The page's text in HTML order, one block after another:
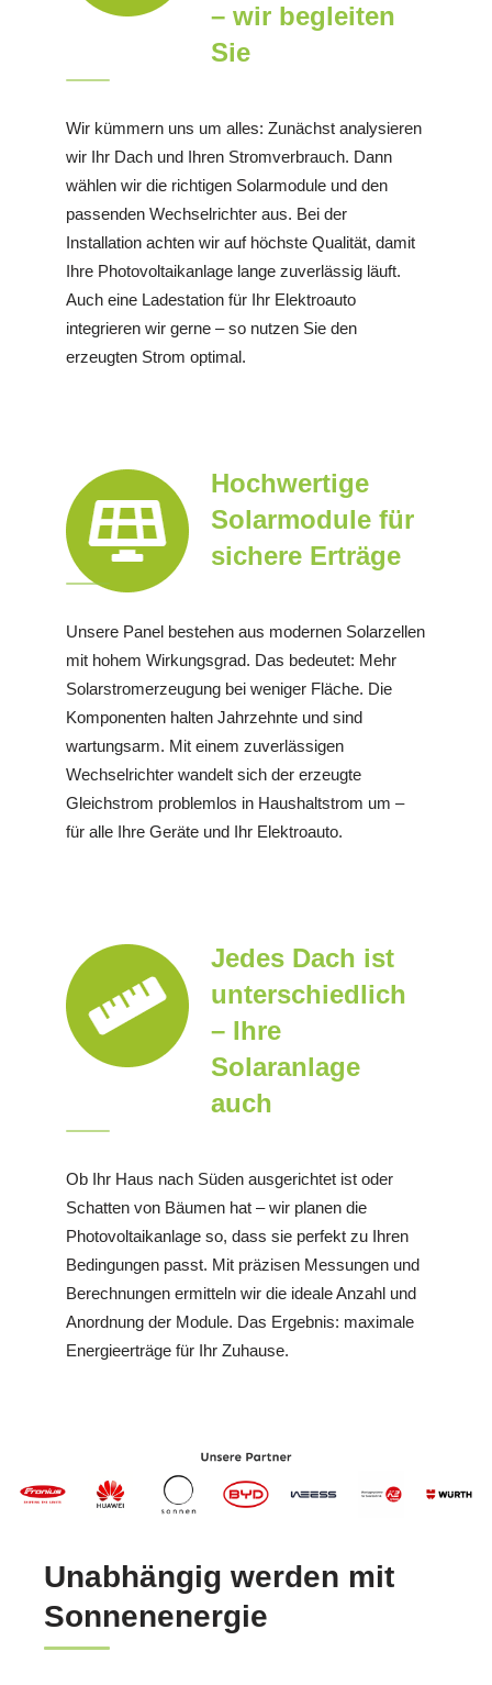
– wir begleiten
Sie
Wir kümmern uns um alles: Zunächst analysieren
wir Ihr Dach und Ihren Stromverbrauch. Dann
wählen wir die richtigen Solarmodule und den
passenden Wechselrichter aus. Bei der
Installation achten wir auf höchste Qualität, damit
Ihre Photovoltaikanlage lange zuverlässig läuft.
Auch eine Ladestation für Ihr Elektroauto
integrieren wir gerne – so nutzen Sie den
erzeugten Strom optimal.
Hochwertige
Solarmodule für
sichere Erträge
Unsere Panel bestehen aus modernen Solarzellen
mit hohem Wirkungsgrad. Das bedeutet: Mehr
Solarstromerzeugung bei weniger Fläche. Die
Komponenten halten Jahrzehnte und sind
wartungsarm. Mit einem zuverlässigen
Wechselrichter wandelt sich der erzeugte
Gleichstrom problemlos in Haushaltstrom um –
für alle Ihre Geräte und Ihr Elektroauto.
Jedes Dach ist
unterschiedlich
– Ihre
Solaranlage
auch
Ob Ihr Haus nach Süden ausgerichtet ist oder
Schatten von Bäumen hat – wir planen die
Photovoltaikanlage so, dass sie perfekt zu Ihren
Bedingungen passt. Mit präzisen Messungen und
Berechnungen ermitteln wir die ideale Anzahl und
Anordnung der Module. Das Ergebnis: maximale
Energieerträge für Ihr Zuhause.
Unabhängig werden mit
Sonnenenergie